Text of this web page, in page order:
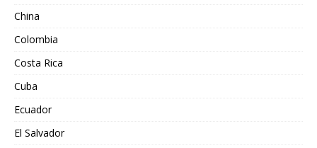
China
Colombia
Costa Rica
Cuba
Ecuador
El Salvador